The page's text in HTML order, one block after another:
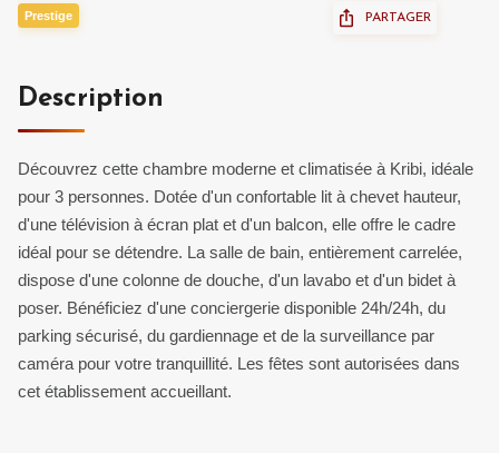
Prestige PARTAGER
Description
Découvrez cette chambre moderne et climatisée à Kribi, idéale
pour 3 personnes. Dotée d'un confortable lit à chevet hauteur,
d'une télévision à écran plat et d'un balcon, elle offre le cadre
idéal pour se détendre. La salle de bain, entièrement carrelée,
dispose d'une colonne de douche, d'un lavabo et d'un bidet à
poser. Bénéficiez d'une conciergerie disponible 24h/24h, du
parking sécurisé, du gardiennage et de la surveillance par
caméra pour votre tranquillité. Les fêtes sont autorisées dans
cet établissement accueillant.